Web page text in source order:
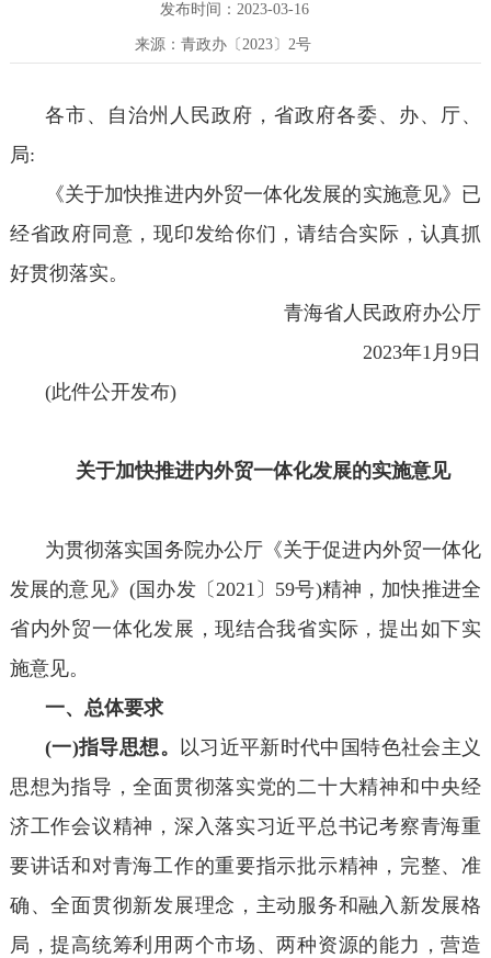
发布时间：2023-03-16
来源：青政办〔2023〕2号
各市、自治州人民政府，省政府各委、办、厅、
局:
《关于加快推进内外贸一体化发展的实施意见》已
经省政府同意，现印发给你们，请结合实际，认真抓
好贯彻落实。
青海省人民政府办公厅
2023年1月9日
(此件公开发布)
关于加快推进内外贸一体化发展的实施意见
为贯彻落实国务院办公厅《关于促进内外贸一体化
发展的意见》(国办发〔2021〕59号)精神，加快推进全
省内外贸一体化发展，现结合我省实际，提出如下实
施意见。
一、总体要求
(一)指导思想。
以习近平新时代中国特色社会主义
思想为指导，全面贯彻落实党的二十大精神和中央经
济工作会议精神，深入落实习近平总书记考察青海重
要讲话和对青海工作的重要指示批示精神，完整、准
确、全面贯彻新发展理念，主动服务和融入新发展格
局，提高统筹利用两个市场、两种资源的能力，营造